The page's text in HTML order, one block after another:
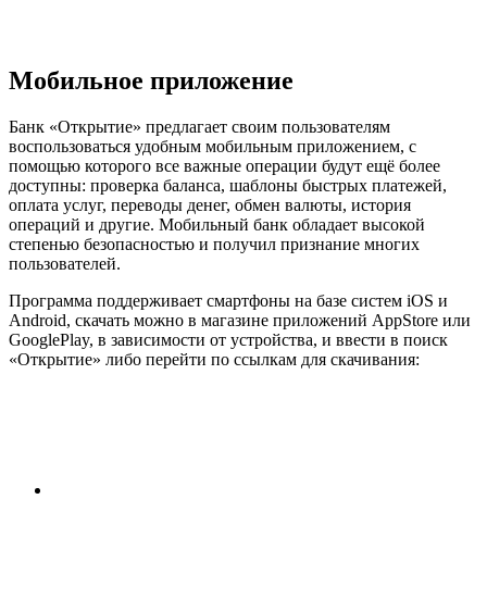
Мобильное приложение
Банк «Открытие» предлагает своим пользователям
воспользоваться удобным мобильным приложением, с
помощью которого все важные операции будут ещё более
доступны: проверка баланса, шаблоны быстрых платежей,
оплата услуг, переводы денег, обмен валюты, история
операций и другие. Мобильный банк обладает высокой
степенью безопасностью и получил признание многих
пользователей.
Программа поддерживает смартфоны на базе систем iOS и
Android, скачать можно в магазине приложений AppStore или
GooglePlay, в зависимости от устройства, и ввести в поиск
«Открытие» либо перейти по ссылкам для скачивания: